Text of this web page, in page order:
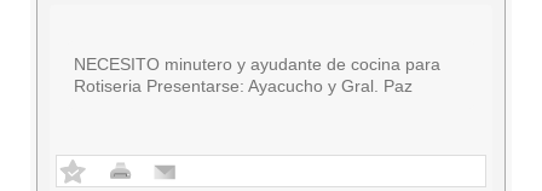
NECESITO minutero y ayudante de cocina para
Rotiseria Presentarse: Ayacucho y Gral. Paz